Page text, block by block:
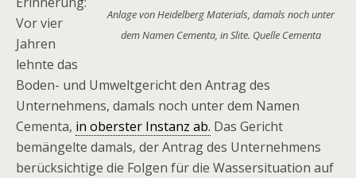
Anlage von Heidelberg Materials, damals noch unter
dem Namen Cementa, in Slite. Quelle Cementa
Vor vier
Jahren
lehnte das
Boden- und Umweltgericht den Antrag des
Unternehmens, damals noch unter dem Namen
Cementa, in oberster Instanz ab. Das Gericht
bemängelte damals, der Antrag des Unternehmens
berücksichtige die Folgen für die Wassersituation auf